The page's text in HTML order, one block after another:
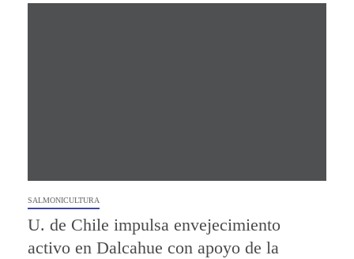
SALMONICULTURA
U. de Chile impulsa envejecimiento
activo en Dalcahue con apoyo de la